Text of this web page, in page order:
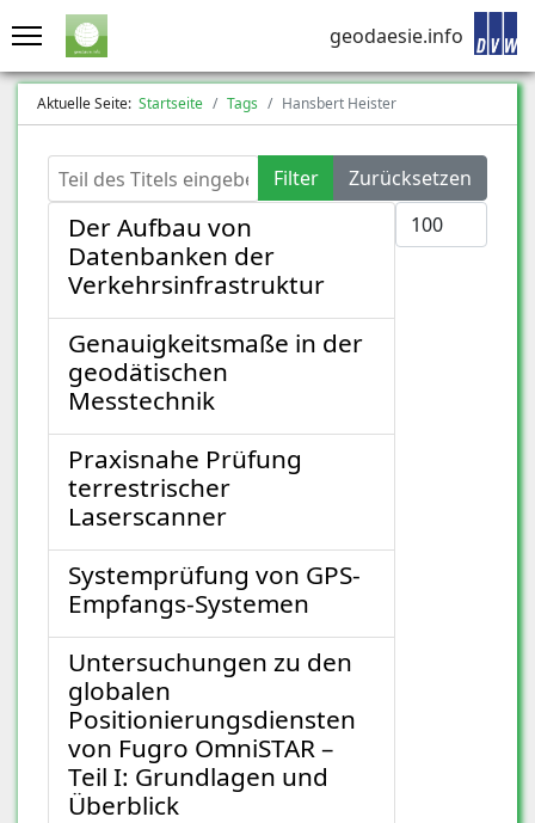
geodaesie.info
Aktuelle Seite: Startseite Tags Hansbert Heister
Teil des Titels eingeben Filter
Zurücksetzen
Anzeige #
Der Aufbau von
Datenbanken der
Verkehrsinfrastruktur
Genauigkeitsmaße in der
geodätischen
Messtechnik
Praxisnahe Prüfung
terrestrischer
Laserscanner
Systemprüfung von GPS-
Empfangs-Systemen
Untersuchungen zu den
globalen
Positionierungsdiensten
von Fugro OmniSTAR –
Teil I: Grundlagen und
Überblick